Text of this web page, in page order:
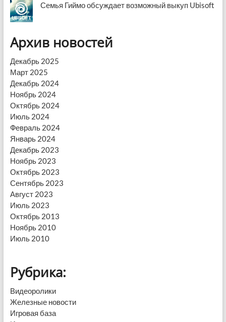
Семья Гиймо обсуждает возможный выкуп Ubisoft
Архив новостей
Декабрь 2025
Март 2025
Декабрь 2024
Ноябрь 2024
Октябрь 2024
Июль 2024
Февраль 2024
Январь 2024
Декабрь 2023
Ноябрь 2023
Октябрь 2023
Сентябрь 2023
Август 2023
Июль 2023
Октябрь 2013
Ноябрь 2010
Июль 2010
Рубрика:
Видеоролики
Железные новости
Игровая база